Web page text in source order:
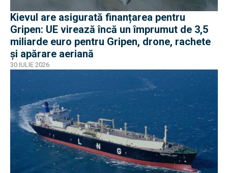
Kievul are asigurată finanțarea pentru
Gripen: UE virează încă un împrumut de 3,5
miliarde euro pentru Gripen, drone, rachete
și apărare aeriană
30 IULIE 2026